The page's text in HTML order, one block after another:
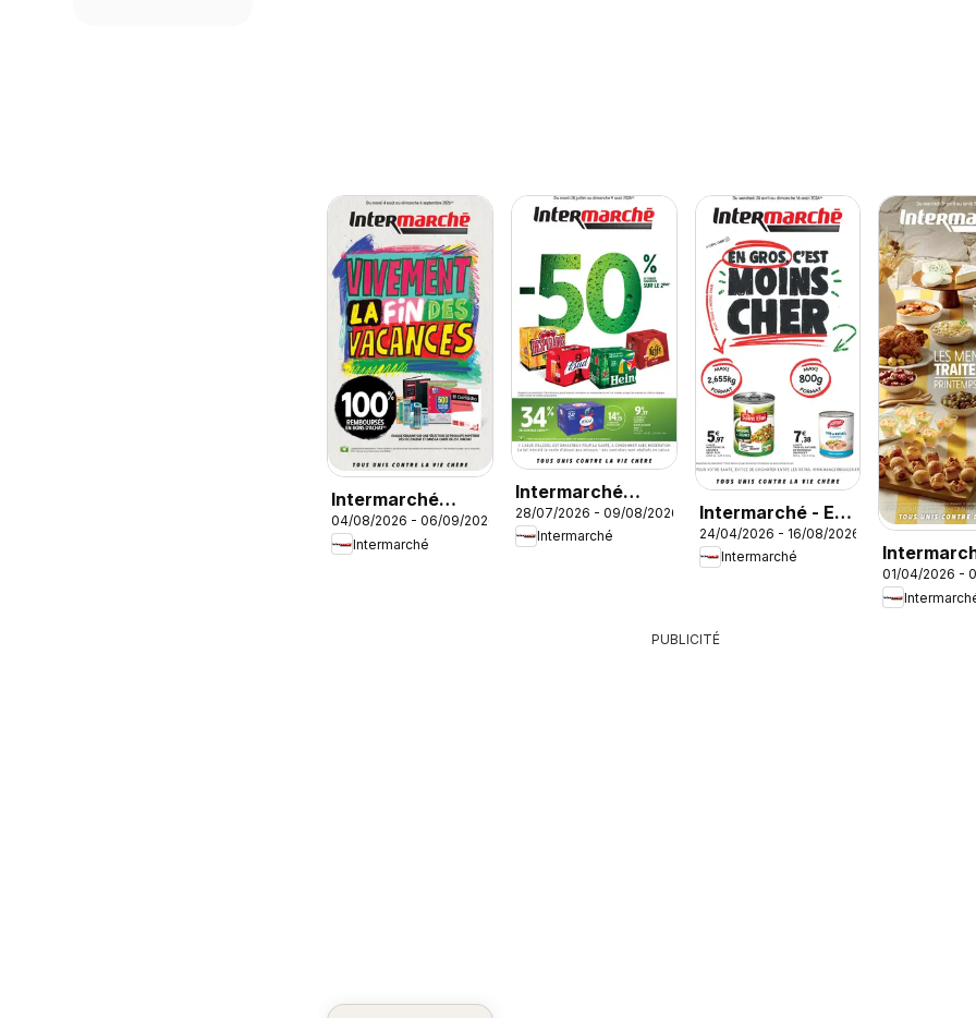
Intermarché
vivement la fin
des vacances
04/08/2026 - 06/09/2026
Intermarché
Intermarché
catalogue
28/07/2026 - 09/08/2026
Intermarché
Intermarché - En
gros, c’est moins
cher
24/04/2026 - 16/08/2026
Intermarché
menus
01/04/2026 -
PUBLICITÉ